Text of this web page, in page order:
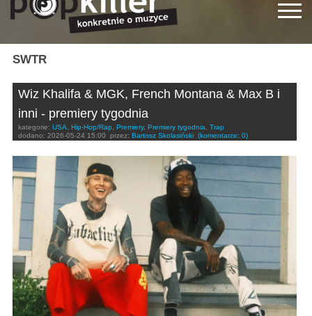
SWTR
Wiz Khalifa & MGK, French Montana & Max B i
inni - premiery tygodnia
kategorie: USA, Hip-Hop/Rap, Premiery, Premiery tygodnia, Trap
dodano: 2026-05-24 15:00 przez: Bartosz Skolasiński (komentarze: 0)